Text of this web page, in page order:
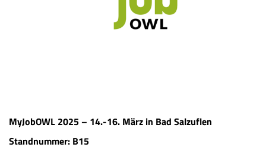
MyJobOWL 2025 – 14.-16. März in Bad Salzuflen
Standnummer: B15